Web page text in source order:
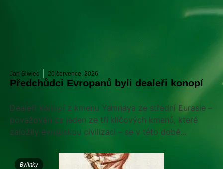
Jan Siwiec 20 července, 2026
Předchůdci Evropanů byli dealeři konopí
Dealeři konopí z kmenu Yamnaya ze střední Eurasie –
považován za jeden ze tří klíčových kmenů, které
založily evropskou civilizaci – se v této době...
Bylinky